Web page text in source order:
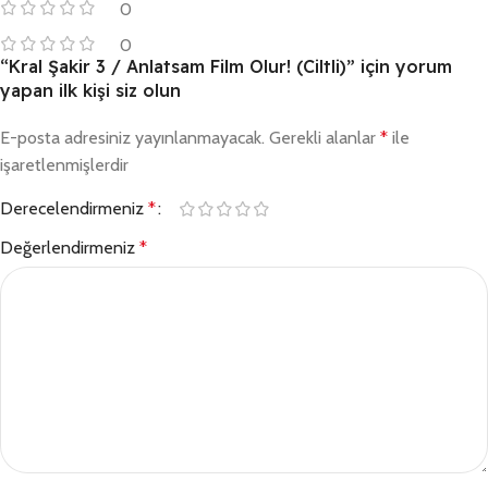
0
0
“Kral Şakir 3 / Anlatsam Film Olur! (Ciltli)” için yorum
yapan ilk kişi siz olun
E-posta adresiniz yayınlanmayacak. Gerekli alanlar * ile
işaretlenmişlerdir
Derecelendirmeniz *
Değerlendirmeniz *